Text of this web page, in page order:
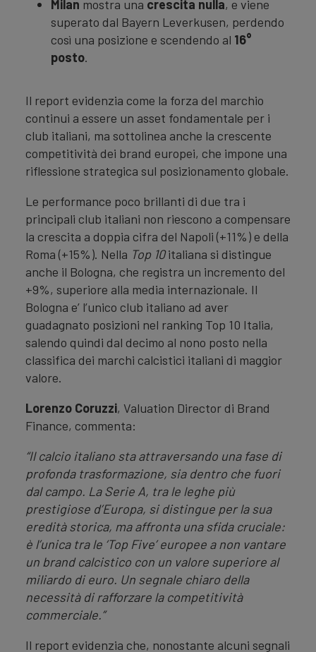
Milan mostra una crescita nulla, e viene
superato dal Bayern Leverkusen, perdendo
così una posizione e scendendo al 16°
posto.
Il report evidenzia come la forza del marchio
continui a essere un asset fondamentale per i
club italiani, ma sottolinea anche la crescente
competitività dei brand europei, che impone una
riflessione strategica sul posizionamento globale.
Le performance poco brillanti di due tra i
principali club italiani non riescono a compensare
la crescita a doppia cifra del Napoli (+11%) e della
Roma (+15%). Nella Top 10italiana si distingue
anche il Bologna, che registra un incremento del
+9%, superiore alla media internazionale. Il
Bologna e’ l’unico club italiano ad aver
guadagnato posizioni nel ranking Top 10 Italia,
salendo quindi dal decimo al nono posto nella
classifica dei marchi calcistici italiani di maggior
valore.
Lorenzo Coruzzi, Valuation Director di Brand
Finance, commenta:
“Il calcio italiano sta attraversando una fase di
profonda trasformazione, sia dentro che fuori
dal campo. La Serie A, tra le leghe più
prestigiose d’Europa, si distingue per la sua
eredità storica, ma affronta una sfida cruciale:
è l’unica tra le ‘Top Five’ europee a non vantare
un brand calcistico con un valore superiore al
miliardo di euro. Un segnale chiaro della
necessità di rafforzare la competitività
commerciale.”
Il report evidenzia che, nonostante alcuni segnali